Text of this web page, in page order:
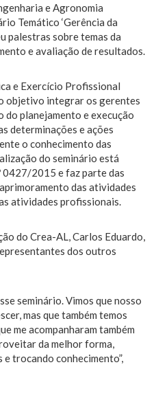
e Agronomia
Temático ‘Gerência da
palestras sobre temas da
e avaliação de resultados.
e Exercício Profissional
objetivo integrar os gerentes
do planejamento e execução
determinações e ações
o conhecimento das
do seminário está
0427/2015 e faz parte das
das atividades
atividades profissionais.
do Crea-AL, Carlos Eduardo,
dos outros
seminário. Vimos que nosso
mas que também temos
me acompanharam também
da melhor forma,
trocando conhecimento”,